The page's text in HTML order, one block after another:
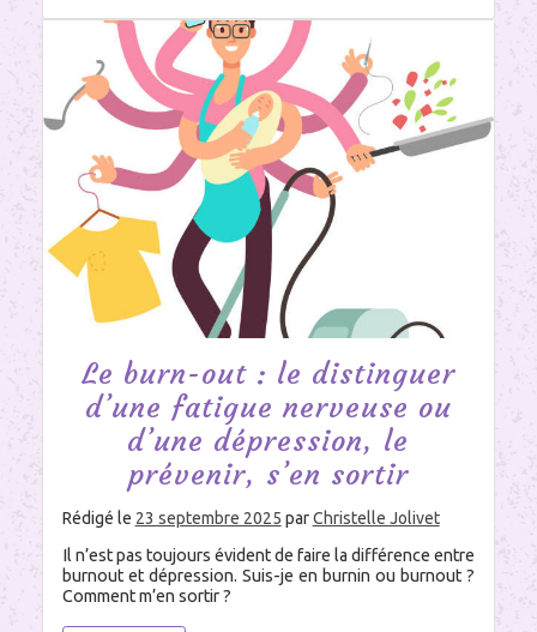
Automassage
Do
In
Le burn-out : le distinguer
d’une fatigue nerveuse ou
d’une dépression, le
prévenir, s’en sortir
Rédigé le 23 septembre 2025 parChristelle Jolivet
Il n’est pas toujours évident de faire la différence entre
burnout et dépression. Suis-je en burnin ou burnout ?
Comment m’en sortir ?